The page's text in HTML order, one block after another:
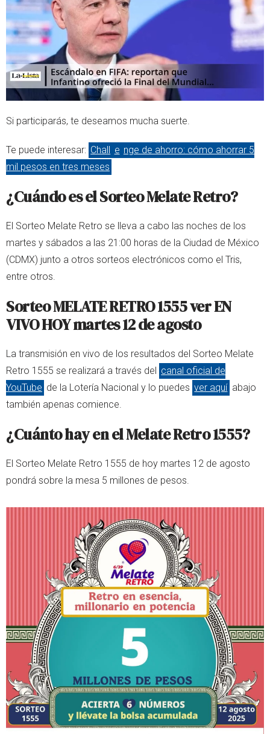
Si participarás, te deseamos mucha suerte.
Te puede interesar: Chall e nge de ahorro: cómo ahorrar 5
mil pesos en tres meses
¿Cuándo es el Sorteo Melate Retro?
El Sorteo Melate Retro se lleva a cabo las noches de los
martes y sábados a las 21:00 horas de la Ciudad de México
(CDMX) junto a otros sorteos electrónicos como el Tris,
entre otros.
Sorteo MELATE RETRO 1555 ver EN
VIVO HOY martes 12 de agosto
La transmisión en vivo de los resultados del Sorteo Melate
Retro 1555 se realizará a través del
canal oficial de
YouTube de la Lotería Nacional y lo puedes ver aquí abajo
también apenas comience.
¿Cuánto hay en el Melate Retro 1555?
El Sorteo Melate Retro 1555 de hoy martes 12 de agosto
pondrá sobre la mesa 5 millones de pesos.